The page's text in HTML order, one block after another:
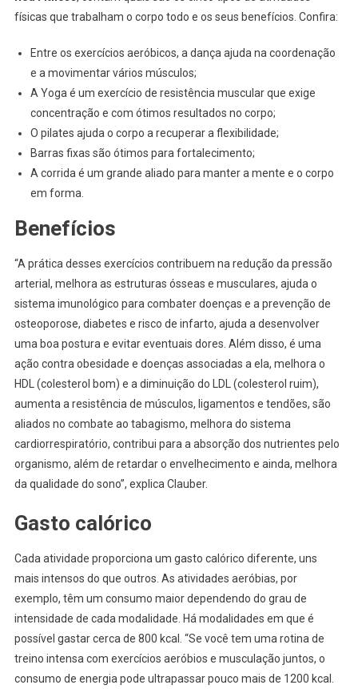
físicas que trabalham o corpo todo e os seus benefícios. Confira:
Entre os exercícios aeróbicos, a dança ajuda na coordenação
e a movimentar vários músculos;
A Yoga é um exercício de resistência muscular que exige
concentração e com ótimos resultados no corpo;
O pilates ajuda o corpo a recuperar a flexibilidade;
Barras fixas são ótimos para fortalecimento;
A corrida é um grande aliado para manter a mente e o corpo
em forma.
Benefícios
“A prática desses exercícios contribuem na redução da pressão
arterial, melhora as estruturas ósseas e musculares, ajuda o
sistema imunológico para combater doenças e a prevenção de
osteoporose, diabetes e risco de infarto, ajuda a desenvolver
uma boa postura e evitar eventuais dores. Além disso, é uma
ação contra obesidade e doenças associadas a ela, melhora o
HDL (colesterol bom) e a diminuição do LDL (colesterol ruim),
aumenta a resistência de músculos, ligamentos e tendões, são
aliados no combate ao tabagismo, melhora do sistema
cardiorrespiratório, contribui para a absorção dos nutrientes pelo
organismo, além de retardar o envelhecimento e ainda, melhora
da qualidade do sono”, explica Clauber.
Gasto calórico
Cada atividade proporciona um gasto calórico diferente, uns
mais intensos do que outros. As atividades aeróbias, por
exemplo, têm um consumo maior dependendo do grau de
intensidade de cada modalidade. Há modalidades em que é
possível gastar cerca de 800 kcal. “Se você tem uma rotina de
treino intensa com exercícios aeróbios e musculação juntos, o
consumo de energia pode ultrapassar pouco mais de 1200 kcal.